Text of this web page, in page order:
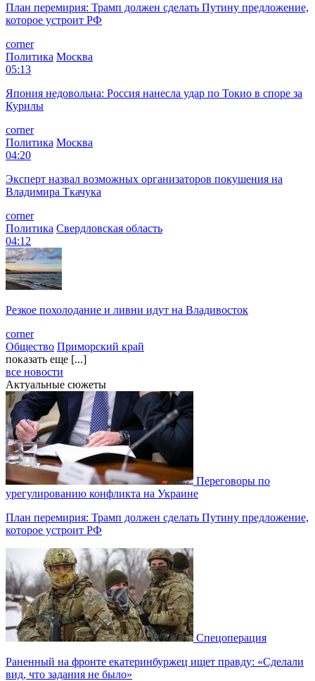
План перемирия: Трамп должен сделать Путину предложение,
которое устроит РФ
corner
Политика Москва
05:13
Япония недовольна: Россия нанесла удар по Токио в споре за
Курилы
corner
Политика Москва
04:20
Эксперт назвал возможных организаторов покушения на
Владимира Ткачука
corner
Политика Свердловская область
04:12
Резкое похолодание и ливни идут на Владивосток
corner
Общество Приморский край
показать еще [...]
все новости
Актуальные сюжеты
Переговоры по
урегулированию конфликта на Украине
План перемирия: Трамп должен сделать Путину предложение,
которое устроит РФ
Спецоперация
Раненный на фронте екатеринбуржец ищет правду: «Сделали
вид, что задания не было»